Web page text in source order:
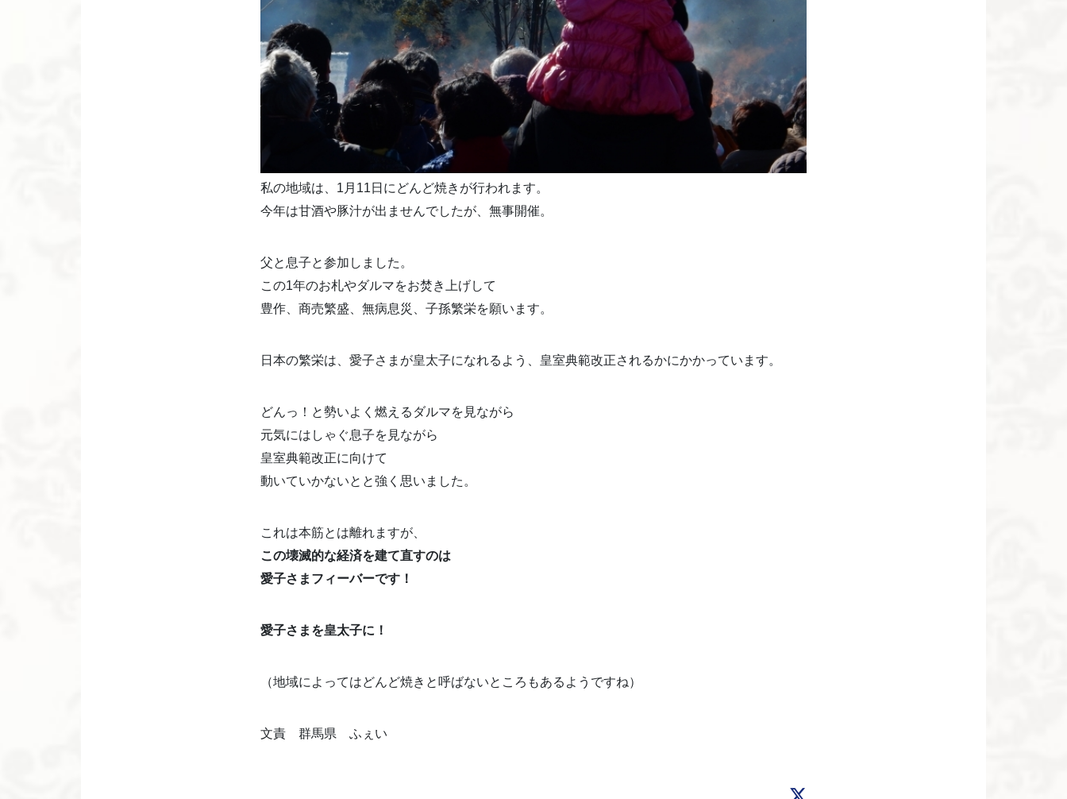
私の地域は、1月11日にどんど焼きが行われます。
今年は甘酒や豚汁が出ませんでしたが、無事開催。
父と息子と参加しました。
この1年のお札やダルマをお焚き上げして
豊作、商売繁盛、無病息災、子孫繁栄を願います。
日本の繁栄は、愛子さまが皇太子になれるよう、皇室典範改正されるかにかかっています。
どんっ！と勢いよく燃えるダルマを見ながら
元気にはしゃぐ息子を見ながら
皇室典範改正に向けて
動いていかないとと強く思いました。
これは本筋とは離れますが、
この壊滅的な経済を建て直すのは
愛子さまフィーバーです！
愛子さまを皇太子に！
（地域によってはどんど焼きと呼ばないところもあるようですね）
文責 群馬県 ふぇい